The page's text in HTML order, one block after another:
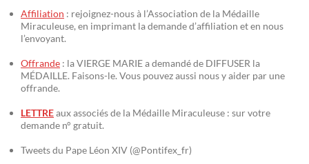
Affiliation : rejoignez-nous à l’Association de la Médaille
Miraculeuse, en imprimant la demande d’affiliation et en nous
l’envoyant.
Offrande : la VIERGE MARIE a demandé de DIFFUSER la
MÉDAILLE. Faisons-le. Vous pouvez aussi nous y aider par une
offrande.
LETTREaux associés de la Médaille Miraculeuse : sur votre
demande n° gratuit.
Tweets du Pape Léon XIV (@Pontifex_fr)